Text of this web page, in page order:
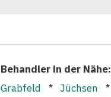
Behandler in der Nähe:
Grabfeld * Jüchsen *